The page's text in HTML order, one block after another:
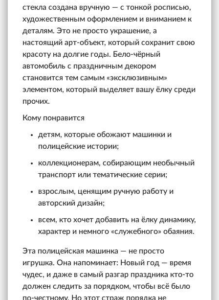
стекла создана вручную — с тонкой росписью,
художественным оформлением и вниманием к
деталям. Это не просто украшение, а
настоящий арт-объект, который сохранит свою
красоту на долгие годы. Бело-чёрный
автомобиль с праздничным декором
становится тем самым «эксклюзивным»
элементом, который выделяет вашу ёлку среди
прочих.
Кому понравится
детям, которые обожают машинки и
полицейские истории;
коллекционерам, собирающим необычный
транспорт или тематические серии;
взрослым, ценящим ручную работу и
авторский дизайн;
всем, кто хочет добавить на ёлку динамику,
характер и немного «служебного» обаяния.
Эта полицейская машинка — не просто
игрушка. Она напоминает: Новый год — время
чудес, и даже в самый разгар праздника кто-то
должен следить за порядком, чтобы всё было
по-честному. Но этот страж порядка не